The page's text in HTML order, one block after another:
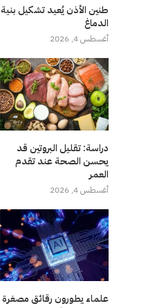
طنين الأذن يُعيد تشكيل بنية
الدماغ
أغسطس 4, 2026
دراسة: تقليل البروتين قد
يحسن الصحة عند تقدم
العمر
أغسطس 4, 2026
علماء يطورون رقائق مصغرة